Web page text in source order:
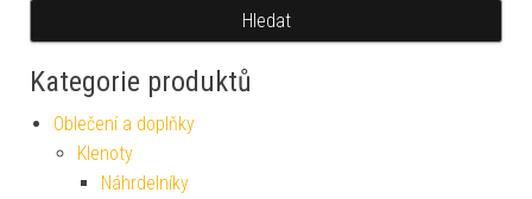
Hledat
Kategorie produktů
Oblečení a doplňky
Klenoty
Náhrdelníky